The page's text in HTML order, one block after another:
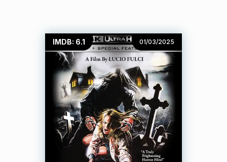
IMDB: 6.1 01/03/2025